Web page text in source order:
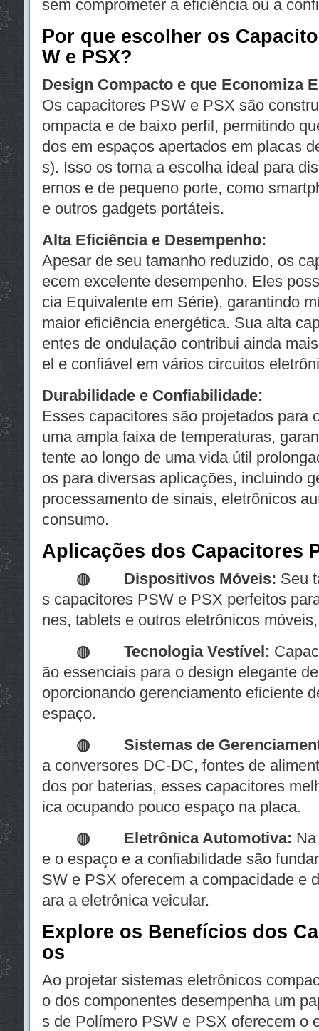
sem comprometer a eficiência ou a
Por que escolher os
W e PSX?
Design Compacto e que Economiza
Os capacitores PSW e PSX são
ompacta e de baixo perfil, permitindo
dos em espaços apertados em placas
s). Isso os torna a escolha ideal para
ernos e de pequeno porte, como
e outros gadgets portáteis.
Alta Eficiência e Desempenho:
Apesar de seu tamanho reduzido, os
ecem excelente desempenho. Eles
cia Equivalente em Série), garantindo
maior eficiência energética. Sua alta
entes de ondulação contribui ainda
el e confiável em vários circuitos
Durabilidade e Confiabilidade:
Esses capacitores são projetados para
uma ampla faixa de temperaturas,
tente ao longo de uma vida útil
os para diversas aplicações, incluindo
processamento de sinais, eletrônicos
consumo.
Aplicações dos Capacitores
◍ Dispositivos Móveis: Seu
s capacitores PSW e PSX perfeitos
nes, tablets e outros eletrônicos
◍ Tecnologia Vestível:
ão essenciais para o design elegante
oporcionando gerenciamento eficiente
espaço.
◍ Sistemas de
a conversores DC-DC, fontes de
dos por baterias, esses capacitores
ica ocupando pouco espaço na placa.
◍ Eletrônica Automotiva:
e o espaço e a confiabilidade são
SW e PSX oferecem a compacidade e
ara a eletrônica veicular.
Explore os Benefícios dos
os
Ao projetar sistemas eletrônicos
o dos componentes desempenha um
s de Polímero PSW e PSX oferecem o